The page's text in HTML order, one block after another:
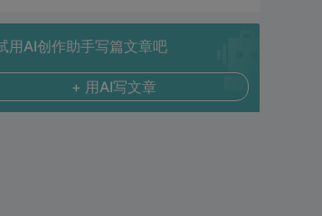
用AI创作助手写篇文章吧
+ 用AI写文章